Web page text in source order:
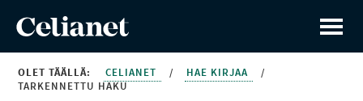
OLET TÄÄLLÄ: CELIANET / HAE KIRJAA
/
TARKENNETTU HAKU